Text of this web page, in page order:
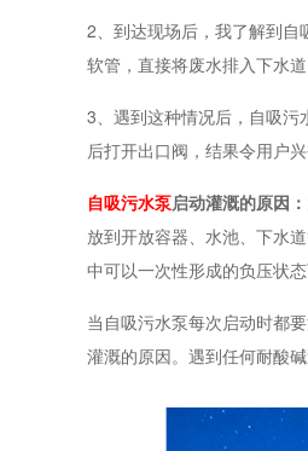
2、到达现场后，我了解到
软管，直接将废水排入下水道
3、遇到这种情况后，自吸
后打开出口阀，结果令用户
自吸污水泵启动灌溉的原因：
放到开放容器、水池、下水
中可以一次性形成的负压状
当自吸污水泵每次启动时都
灌溉的原因。遇到任何耐酸